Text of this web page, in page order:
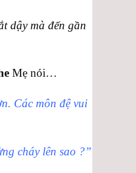
dậy mà đến gần
Mẹ nói…
Các môn đệ vui
cháy lên sao ?”